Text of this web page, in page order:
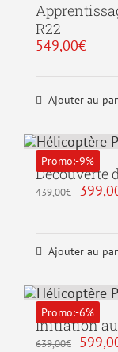
R22
549,00€
Ajouter au
Promo:-9%
Découverte
439,00€
Le
Ajouter au
Promo:-6%
Initiation au
639,00€
Le